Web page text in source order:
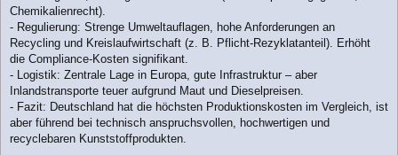
Chemikalienrecht).
- Regulierung: Strenge Umweltauflagen, hohe Anforderungen an
Recycling und Kreislaufwirtschaft (z. B. Pflicht-Rezyklatanteil). Erhöht
die Compliance-Kosten signifikant.
- Logistik: Zentrale Lage in Europa, gute Infrastruktur – aber
Inlandstransporte teuer aufgrund Maut und Dieselpreisen.
- Fazit: Deutschland hat die höchsten Produktionskosten im Vergleich, ist
aber führend bei technisch anspruchsvollen, hochwertigen und
recyclebaren Kunststoffprodukten.